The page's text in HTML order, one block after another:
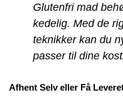
Glutenfri mad
kedelig. Med de
teknikker kan du
passer til dine
Afhent Selv eller Få